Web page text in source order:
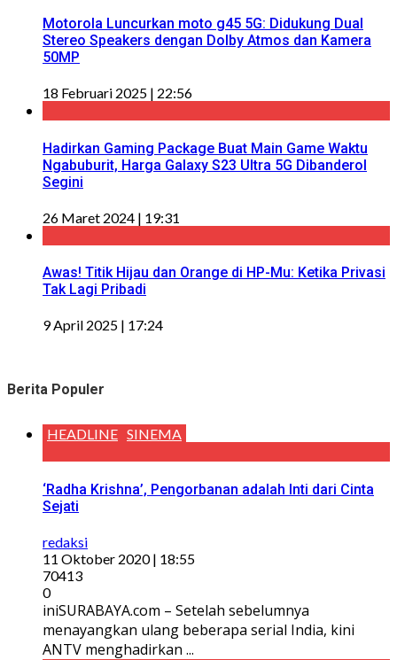
Motorola Luncurkan moto g45 5G: Didukung Dual
Stereo Speakers dengan Dolby Atmos dan Kamera
50MP
18 Februari 2025 | 22:56
Hadirkan Gaming Package Buat Main Game Waktu
Ngabuburit, Harga Galaxy S23 Ultra 5G Dibanderol
Segini
26 Maret 2024 | 19:31
Awas! Titik Hijau dan Orange di HP-Mu: Ketika Privasi
Tak Lagi Pribadi
9 April 2025 | 17:24
Berita Populer
HEADLINE SINEMA
‘Radha Krishna’, Pengorbanan adalah Inti dari Cinta
Sejati
redaksi
11 Oktober 2020 | 18:55
70413
0
iniSURABAYA.com – Setelah sebelumnya
menayangkan ulang beberapa serial India, kini
ANTV menghadirkan ...